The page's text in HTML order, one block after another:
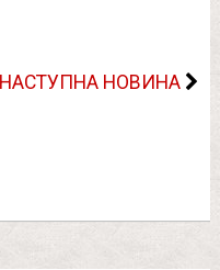
НАСТУПНА НОВИНА